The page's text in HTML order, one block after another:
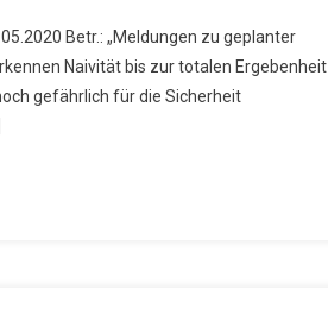
Betr.: „Meldungen zu geplanter
Naivität bis zur totalen Ergebenheit
gefährlich für die Sicherheit